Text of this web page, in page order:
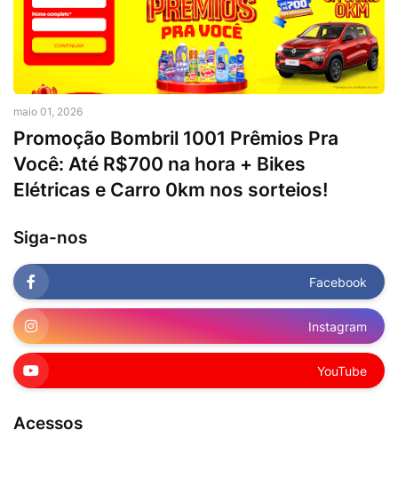
maio 01, 2026
Promoção Bombril 1001 Prêmios Pra
Você: Até R$700 na hora + Bikes
Elétricas e Carro 0km nos sorteios!
Siga-nos
Facebook
Instagram
YouTube
Acessos